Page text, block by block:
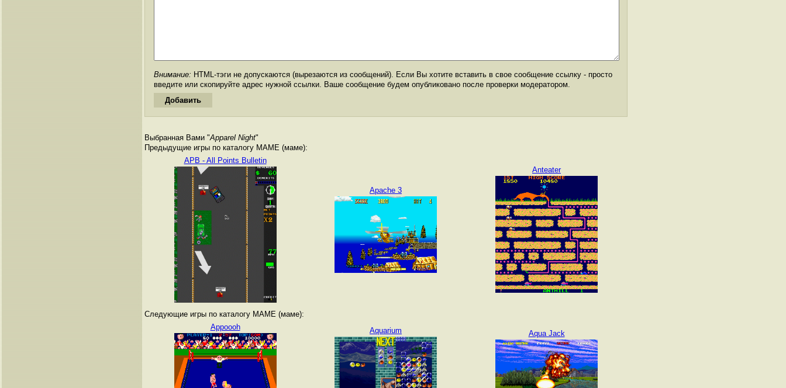
Внимание: HTML-тэги не допускаются (вырезаются из сообщений). Если Вы хотите вставить в свое сообщение ссылку - просто
введите или скопируйте адрес нужной ссылки. Ваше сообщение будем опубликовано после проверки модератором.
Выбранная Вами "Apparel Night"
Предыдущие игры по каталогу MAME (маме):
APB - All Points Bulletin
Apache 3
Anteater
Следующие игры по каталогу MAME (маме):
Appoooh
Aquarium Aqua Jack